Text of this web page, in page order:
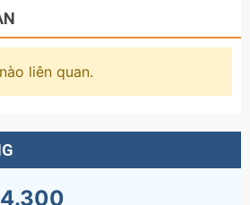
bên trong một túi vải có
cắt cáp nhông xlj-d-300
một vỉ nhựa.
kìm cắt cáp nhông j40 và
300mm2.
liên quan.